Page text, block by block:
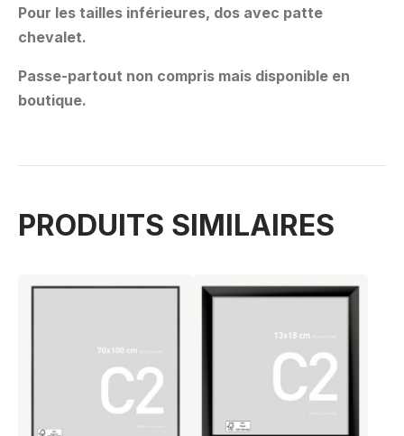
Pour les tailles inférieures, dos avec patte
chevalet.
Passe-partout non compris mais disponible en
boutique.
PRODUITS SIMILAIRES